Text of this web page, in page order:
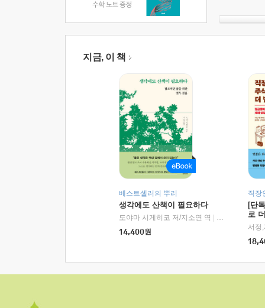
지금, 이 책
베스트셀러의 뿌리
생각에도 산책이 필요하다
도야마 시게히코 저/지소연 역
알에이치코리
14,400원
직장
[단
로